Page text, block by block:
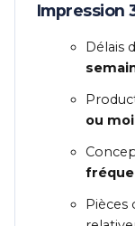
Impression
Délais
ou
Pièces